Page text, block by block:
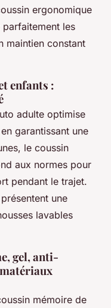
ergonomique
les
maintien constant
enfants :
adulte optimise
garantissant une
le coussin
aux normes pour
pendant le trajet.
une
lavables
gel, anti-
mémoire de